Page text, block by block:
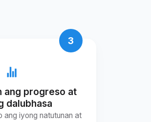
3
ang progreso at
dalubhasa
ang iyong natutunan at